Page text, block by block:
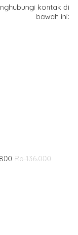
kontak di
bawah ini:
Rp 136.000